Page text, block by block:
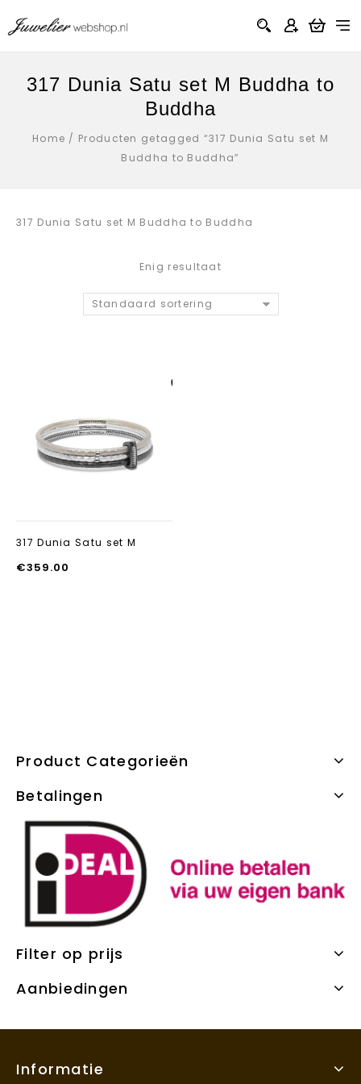
317 Dunia Satu set M Buddha to
Buddha
Home / Producten getagged “317 Dunia Satu set M
Buddha to Buddha”
317 Dunia Satu set M Buddha to Buddha
Enig resultaat
Standaard sortering
317 Dunia Satu set M
€359.00
Product Categorieën
Betalingen
Filter op prijs
Aanbiedingen
Informatie